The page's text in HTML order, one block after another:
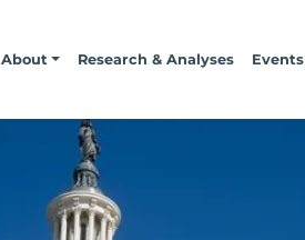
About Research & Analyses Events